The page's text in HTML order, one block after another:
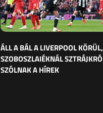
ÁLL A BÁL A LIVERPOOL KÖRÜL,
SZOBOSZLAIÉKNÁL
SZÓLNAK A HÍREK